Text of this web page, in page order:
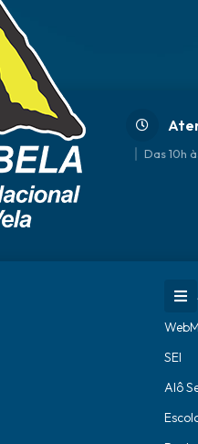
Das 10h
SEI
Alô